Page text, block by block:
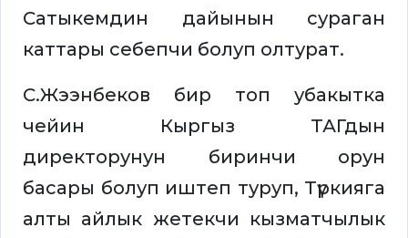
Сатыкемдин дайынын сураган
каттары себепчи болуп олтурат.
С.Жээнбеков бир топ убакытка
чейин Кыргыз ТАГдын
директорунун биринчи орун
басары болуп иштеп туруп, Түркияга
алты айлык жетекчи кызматчылык